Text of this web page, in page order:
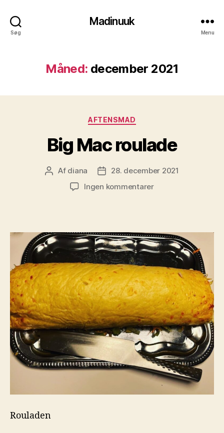
Søg
Madinuuk
Menu
Måned: december 2021
Kategorier
AFTENSMAD
Big Mac roulade
Indlægsforfatter
Af diana Indlægsdato
28. december 2021
Ingen kommentarertil
Rouladen